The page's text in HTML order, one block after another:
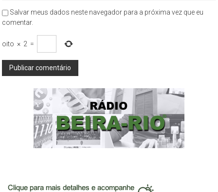
Salvar meus dados neste navegador para a próxima vez que eu
comentar.
oito × 2 =